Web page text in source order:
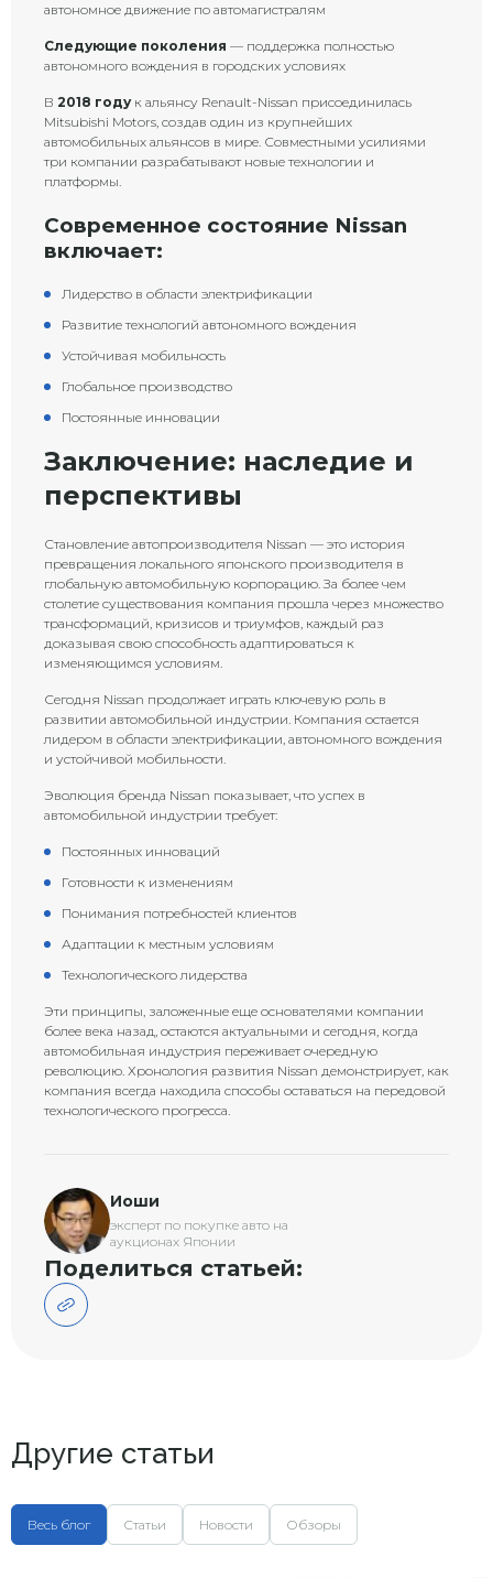
автономное движение по автомагистралям
Следующие поколения — поддержка полностью
автономного вождения в городских условиях
В 2018 годук альянсу Renault-Nissan присоединилась
Mitsubishi Motors, создав один из крупнейших
автомобильных альянсов в мире. Совместными усилиями
три компании разрабатывают новые технологии и
платформы.
Современное состояние Nissan
включает:
Лидерство в области электрификации
Развитие технологий автономного вождения
Устойчивая мобильность
Глобальное производство
Постоянные инновации
Заключение: наследие и
перспективы
Становление автопроизводителя Nissan — это история
превращения локального японского производителя в
глобальную автомобильную корпорацию. За более чем
столетие существования компания прошла через множество
трансформаций, кризисов и триумфов, каждый раз
доказывая свою способность адаптироваться к
изменяющимся условиям.
Сегодня Nissan продолжает играть ключевую роль в
развитии автомобильной индустрии. Компания остается
лидером в области электрификации, автономного вождения
и устойчивой мобильности.
Эволюция бренда Nissan показывает, что успех в
автомобильной индустрии требует:
Постоянных инноваций
Готовности к изменениям
Понимания потребностей клиентов
Адаптации к местным условиям
Технологического лидерства
Эти принципы, заложенные еще основателями компании
более века назад, остаются актуальными и сегодня, когда
автомобильная индустрия переживает очередную
революцию. Хронология развития Nissan демонстрирует, как
компания всегда находила способы оставаться на передовой
технологического прогресса.
Иоши
эксперт по покупке авто на
аукционах Японии
Поделиться статьей:
Другие статьи
Весь блог Статьи Новости Обзоры